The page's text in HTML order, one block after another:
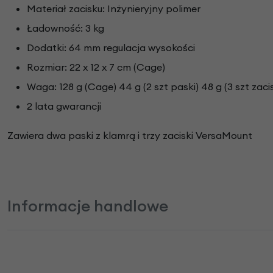
Materiał zacisku: Inżynieryjny polimer
Ładowność: 3 kg
Dodatki: 64 mm regulacja wysokości
Rozmiar: 22 x 12 x 7 cm (Cage)
Waga: 128 g (Cage) 44 g (2 szt paski) 48 g (3 szt
2 lata gwarancji
Zawiera dwa paski z klamrą i trzy zaciski VersaMount
Informacje handlowe